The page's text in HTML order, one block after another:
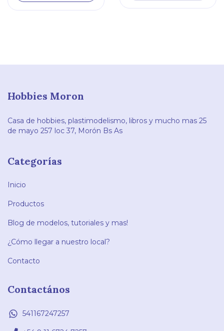
Hobbies Moron
Casa de hobbies, plastimodelismo, libros y mucho mas 25
de mayo 257 loc 37, Morón Bs As
Categorías
Inicio
Productos
Blog de modelos, tutoriales y mas!
¿Cómo llegar a nuestro local?
Contacto
Contactános
541167247257